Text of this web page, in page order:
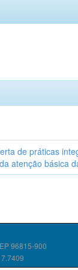
de práticas
atenção básica
96815-900